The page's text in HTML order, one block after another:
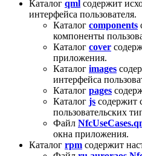
Каталог qml содержит
интерфейса пользователя.
Каталог components
компоненты
Каталог cover
приложения.
Каталог images
интерфейса
Каталог pages
Каталог js содержит
пользовательских
Файл
окна приложения.
Каталог rpm содержит